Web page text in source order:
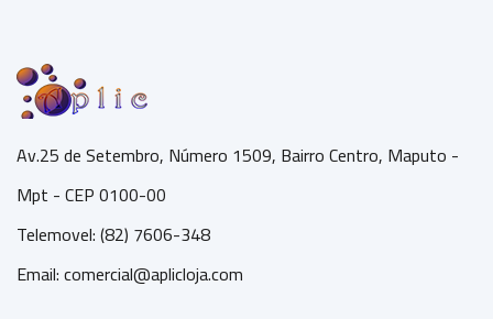
Av.25 de Setembro, Número 1509, Bairro Centro, Maputo -
Mpt - CEP 0100-00
Telemovel: (82) 7606-348
Email:comercial@aplicloja.com